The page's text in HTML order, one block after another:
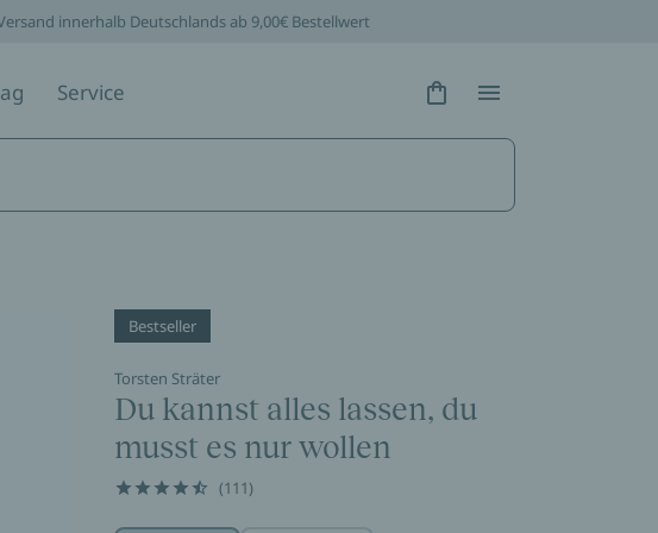
innerhalb Deutschlands ab 9,00€ Bestellwert
Service Hidden Text
Hidden Text
Bestseller
Torsten Sträter
Du kannst alles lassen, du
musst es nur wollen
(111)